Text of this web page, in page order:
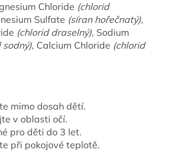
Chloride (chlorid
Sulfate (síran hořečnatý),
(chlorid draselný), Sodium
sodný), Calcium Chloride (chlorid
mimo dosah dětí.
v oblasti očí.
pro děti do 3 let.
při pokojové teplotě.